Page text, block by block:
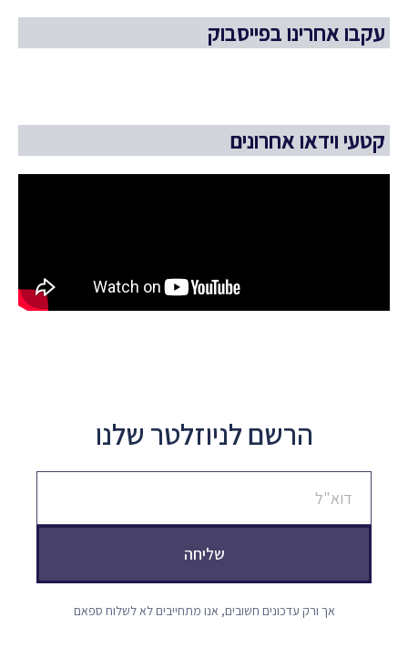
עקבו אחרינו בפייסבוק
קטעי וידאו אחרונים
הרשם לניוזלטר שלנו
שליחה
אך ורק עדכונים חשובים, אנו מתחייבים לא לשלוח ספאם